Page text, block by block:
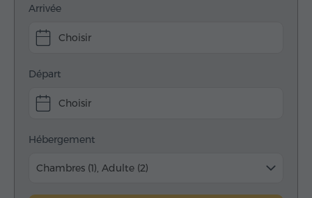
Arrivée
Choisir
Départ
Choisir
Hébergement
Chambres (1), Adulte (2)